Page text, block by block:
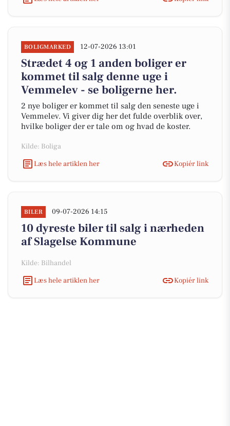
BOLIGMARKED 12-07-2026 13:01
Strædet 4 og 1 anden boliger er
kommet til salg denne uge i
Vemmelev - se boligerne her.
2 nye boliger er kommet til salg den seneste uge i
Vemmelev. Vi giver dig her det fulde overblik over,
hvilke boliger der er tale om og hvad de koster.
Kilde: Boliga
Læs hele artiklen her
Kopiér link
BILER 09-07-2026 14:15
10 dyreste biler til salg i nærheden
af Slagelse Kommune
Kilde: Bilhandel
Læs hele artiklen her
Kopiér link